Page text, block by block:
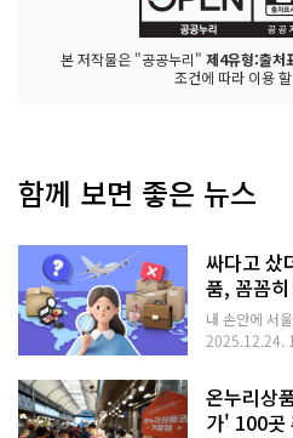
본 저작물은 "공공누리" 제4유형:출처
조건에 따라 이용
함께 보면 좋은 뉴스
싸다고 샀
품, 꼼꼼
내 손안에 서울
2025.12.24.
온누리상
가' 100곳